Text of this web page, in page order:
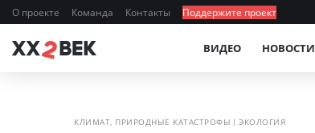
О проекте Команда Контакты Поддержите проект
ВИДЕО НОВОСТИ
КЛИМАТ, ПРИРОДНЫЕ КАТАСТРОФЫ ЭКОЛОГИЯ